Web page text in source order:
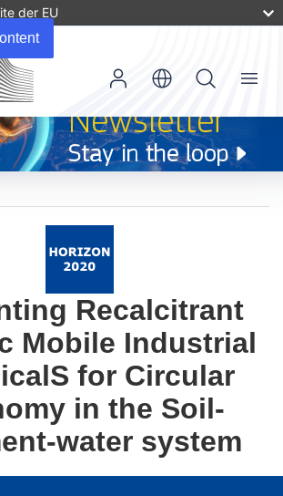
der EU
Menu
Recalcitrant
Mobile Industrial
for Circular
in the Soil-
water system